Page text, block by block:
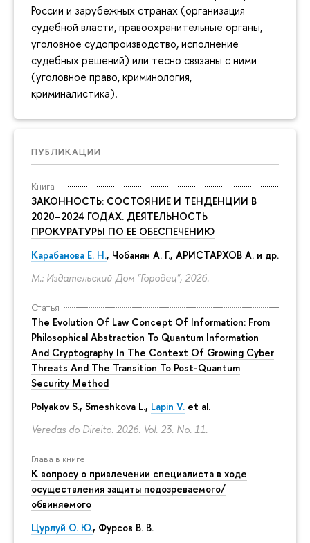
России и зарубежных странах (организация
судебной власти, правоохранительные органы,
уголовное судопроизводство, исполнение
судебных решений) или тесно связаны с ними
(уголовное право, криминология,
криминалистика).
ПУБЛИКАЦИИ
Книга
ЗАКОННОСТЬ: СОСТОЯНИЕ И ТЕНДЕНЦИИ В
2020–2024 ГОДАХ. ДЕЯТЕЛЬНОСТЬ
ПРОКУРАТУРЫ ПО ЕЕ ОБЕСПЕЧЕНИЮ
Карабанова Е. Н., Чобанян А. Г., АРИСТАРХОВ А. и др.
М.: Издательский Дом "Городец", 2026.
Статья
The Evolution Of Law Concept Of Information: From
Philosophical Abstraction To Quantum Information
And Cryptography In The Context Of Growing Cyber
Threats And The Transition To Post-Quantum
Security Method
Polyakov S., Smeshkova L., Lapin V. et al.
Veredas do Direito. 2026. Vol. 23. No. 11.
Глава в книге
К вопросу о привлечении специалиста в ходе
осуществления защиты подозреваемого/
обвиняемого
Цурлуй О. Ю., Фурсов В. В.